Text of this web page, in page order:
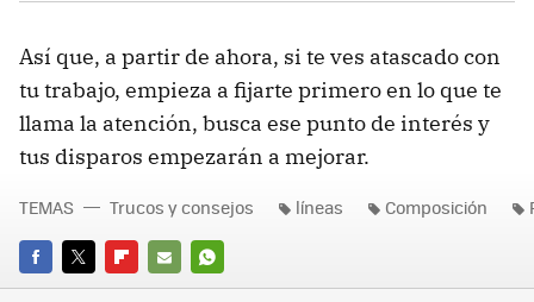
Así que, a partir de ahora, si te ves atascado con
tu trabajo, empieza a fijarte primero en lo que te
llama la atención, busca ese punto de interés y
tus disparos empezarán a mejorar.
FACEBOOK
TWITTERFLIPBOARD
E-
WHATSAPP
TEMAS Trucos y consejos líneas Composición